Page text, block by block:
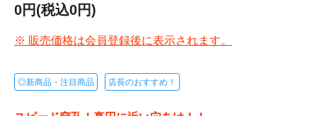
0円(税込0円)
※ 販売価格は会員登録後に表示されます。
◎新商品・注目商品 店長のおすすめ！